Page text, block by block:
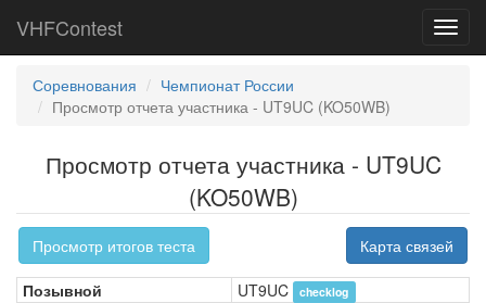
VHFContest
Соревнования
Чемпионат России
Просмотр отчета участника - UT9UC (KO50WB)
Просмотр отчета участника - UT9UC
(KO50WB)
Просмотр итогов теста Карта связей
Позывной UT9UC checklog